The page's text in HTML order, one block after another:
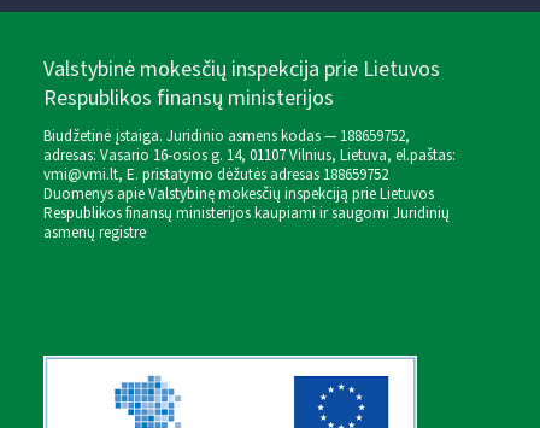
Valstybinė mokesčių inspekcija prie Lietuvos
Respublikos finansų ministerijos
Biudžetinė įstaiga. Juridinio asmens kodas — 188659752,
adresas: Vasario 16-osios g. 14, 01107 Vilnius, Lietuva, el.paštas:
vmi@vmi.lt, E. pristatymo dėžutės adresas 188659752
Duomenys apie Valstybinę mokesčių inspekciją prie Lietuvos
Respublikos finansų ministerijos kaupiami ir saugomi Juridinių
asmenų registre